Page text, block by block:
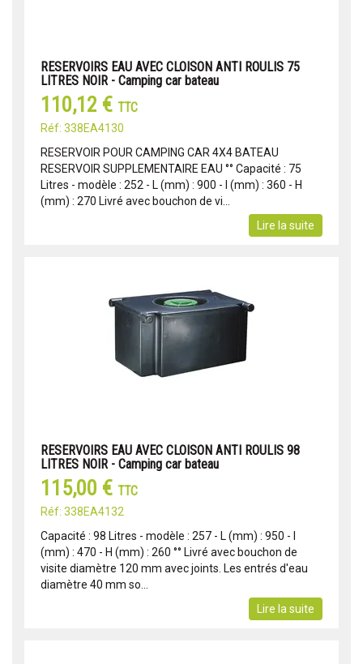
RESERVOIRS EAU AVEC CLOISON ANTI ROULIS 75
LITRES NOIR - Camping car bateau
110,12 € TTC
Réf: 338EA4130
RESERVOIR POUR CAMPING CAR 4X4 BATEAU
RESERVOIR SUPPLEMENTAIRE EAU °° Capacité : 75
Litres - modèle : 252 - L (mm) : 900 - l (mm) : 360 - H
(mm) : 270 Livré avec bouchon de vi...
Lire la suite
RESERVOIRS EAU AVEC CLOISON ANTI ROULIS 98
LITRES NOIR - Camping car bateau
115,00 € TTC
Réf: 338EA4132
Capacité : 98 Litres - modèle : 257 - L (mm) : 950 - l
(mm) : 470 - H (mm) : 260 °° Livré avec bouchon de
visite diamètre 120 mm avec joints. Les entrés d'eau
diamètre 40 mm so...
Lire la suite